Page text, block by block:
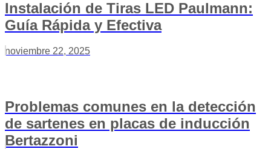
Instalación de Tiras LED Paulmann:
Guía Rápida y Efectiva
noviembre 22, 2025
Problemas comunes en la detección
de sartenes en placas de inducción
Bertazzoni